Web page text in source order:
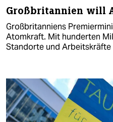
Großbritannien will
Großbritanniens
Atomkraft. Mit hunderten
Standorte und